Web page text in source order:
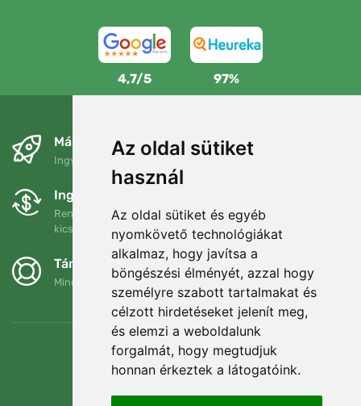
Az oldal sütiket
használ
Az oldal sütiket és egyéb
nyomkövető technológiákat
alkalmaz, hogy javítsa a
böngészési élményét, azzal hogy
személyre szabott tartalmakat és
célzott hirdetéseket jelenít meg,
és elemzi a weboldalunk
forgalmát, hogy megtudjuk
honnan érkeztek a látogatóink.
4,7/5 97%
Másnapra és ingyenesen
Ingyenes szállítás a következő összeg felett: 80 EUR
Ingyenes csere és visszaküldés
Rendelését 90 napon belül bármikor visszaküldheti vagy
kicserélheti.
Támogatjuk a Trees.org-ot
Minden megrendelésért ültetünk egy fát! BővebbenRólunk